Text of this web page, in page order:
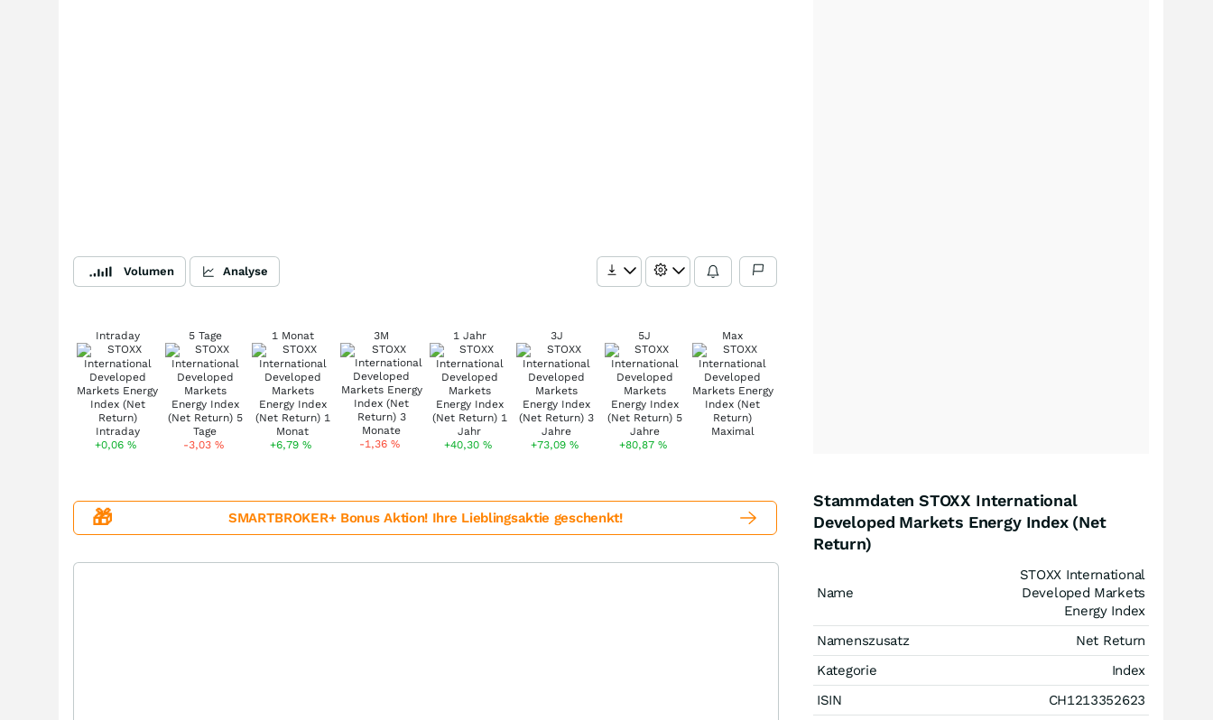
Volumen Analyse
Intraday
+0,06%
5 Tage
-3,03 %
1 Monat
+6,79%
3M
-1,36%
1 Jahr
+40,30 %
3J
+73,09%
5J
+80,87 %
Max
🎁 SMARTBROKER+ Bonus Aktion! Ihre Lieblingsaktie geschenkt!
Stammdaten STOXX International
Developed Markets Energy Index (Net
Return)
Name
STOXX International
Developed Markets
Energy Index
Namenszusatz
Net Return
Kategorie
Index
ISIN
CH1213352623